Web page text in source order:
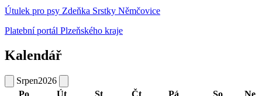
Útulek pro psy Zdeňka Srstky Němčovice
Platební portál Plzeňského kraje
Kalendář
Srpen2026
Po
Út St Čt Pá So
Ne